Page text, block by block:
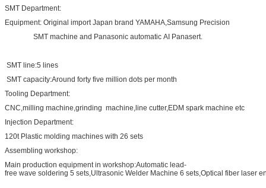
SMT Department:
Equipment: Original import Japan brand YAMAHA,Samsung Precision
SMT machine and Panasonic automatic AI Panasert.
SMT line:5 lines
SMT capacity:Around forty five million dots per month
Tooling Department:
CNC,milling machine,grinding machine,line cutter,EDM spark machine etc
Injection Department:
120t Plastic molding machines with 26 sets
Assembling workshop:
Main production equipment in workshop:Automatic lead-
free wave soldering 5 sets,Ultrasonic Welder Machine 6 sets,Optical fiber laser